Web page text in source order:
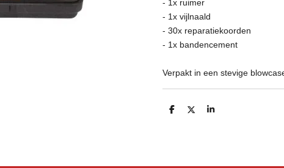
- 1x ruimer
- 1x vijlnaald
- 30x reparatiekoorden
- 1x bandencement
Verpakt in een stevige
D
D
S